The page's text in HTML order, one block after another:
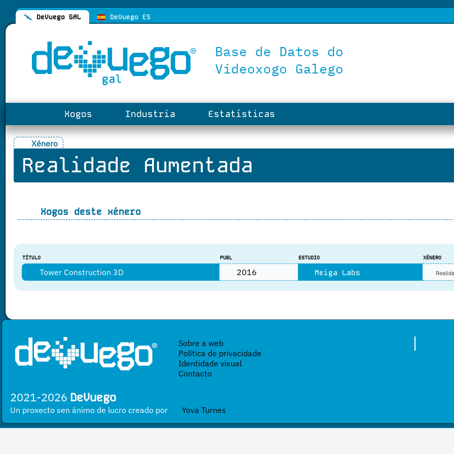
DeVuego GAL DeVuego ES
Xogos Industria Estatísticas
Xénero
Realidade Aumentada
Xogos deste xénero
TÍTULO PUBL ESTUDIO XÉNERO
Tower Construction 3D 2016 Meiga Labs
|
Sobre a web
Política de privacidade
Identidade visual
Contacto
2021-2026 DeVuego
Un proxecto sen ánimo de lucro creado por Yova Turnes